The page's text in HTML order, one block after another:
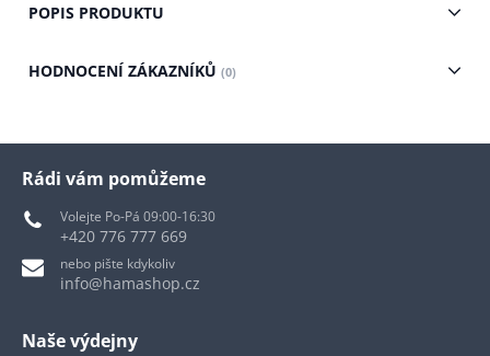
POPIS PRODUKTU
HODNOCENÍ ZÁKAZNÍKŮ (0)
Rádi vám pomůžeme
Volejte Po-Pá 09:00-16:30
+420 776 777 669
nebo pište kdykoliv
info@hamashop.cz
Naše výdejny